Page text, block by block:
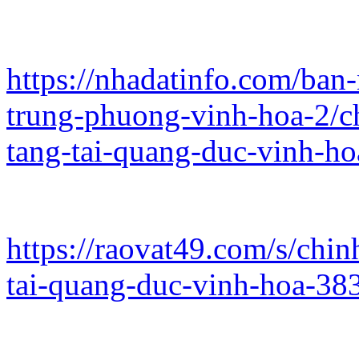
https://nhadatinfo.com/
trung-phuong-vinh-hoa-2/
tang-tai-quang-duc-vinh-
https://raovat49.com/s/
tai-quang-duc-vinh-hoa-